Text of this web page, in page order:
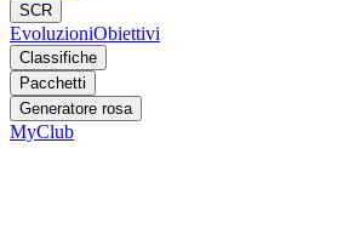
SCR
EvoluzioniObiettivi
Classifiche
Pacchetti
Generatore rosa
MyClub